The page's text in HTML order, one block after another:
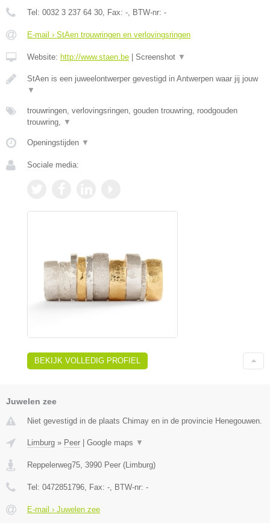
Tel: 0032 3 237 64 30 , Fax: - , BTW-nr: -
E-mail › StAen trouwringen en verlovingsringen
Website: http://www.staen.be | Screenshot ▼
StAen is een juweelontwerper gevestigd in Antwerpen waar jij jouw
▼
trouwringen, verlovingsringen, gouden trouwring, roodgouden
trouwring,
▼
Openingstijden ▼
Sociale media:
BEKIJK VOLLEDIG PROFIEL
Juwelen zee
Niet gevestigd in de plaats Chimay en in de provincie Henegouwen.
Limburg » Peer Google maps ▼
Reppelerweg75 3990 Peer ( Limburg)
Tel: 0472851796 , Fax: - , BTW-nr: -
E-mail › Juwelen zee